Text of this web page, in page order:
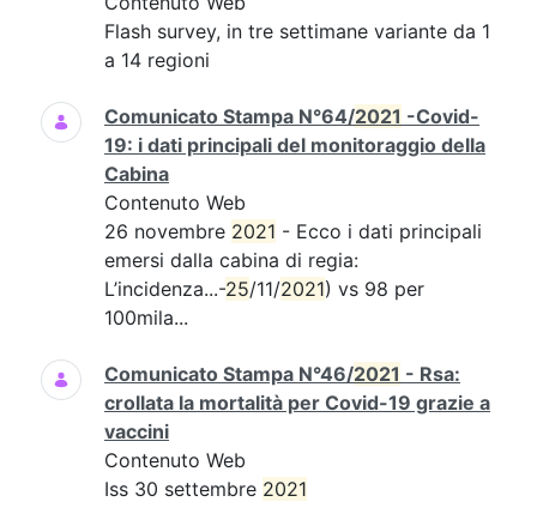
Flash survey, in tre settimane variante da 1
a 14 regioni
Comunicato Stampa N°64/2021 -Covid-
19: i dati principali del monitoraggio della
Cabina
Contenuto Web
26 novembre 2021 - Ecco i dati principali
emersi dalla cabina di regia:
L’incidenza...-25/11/2021) vs 98 per
100mila...
Comunicato Stampa N°46/2021 - Rsa:
crollata la mortalità per Covid-19 grazie a
vaccini
Contenuto Web
Iss 30 settembre 2021